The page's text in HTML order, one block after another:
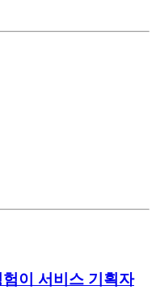
이 서비스 기획자